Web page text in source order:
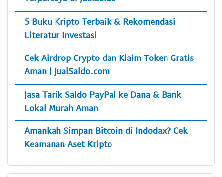
5 Buku Kripto Terbaik & Rekomendasi
Literatur Investasi
Cek Airdrop Crypto dan Klaim Token Gratis
Aman | JualSaldo.com
Jasa Tarik Saldo PayPal ke Dana & Bank
Lokal Murah Aman
Amankah Simpan Bitcoin di Indodax? Cek
Keamanan Aset Kripto